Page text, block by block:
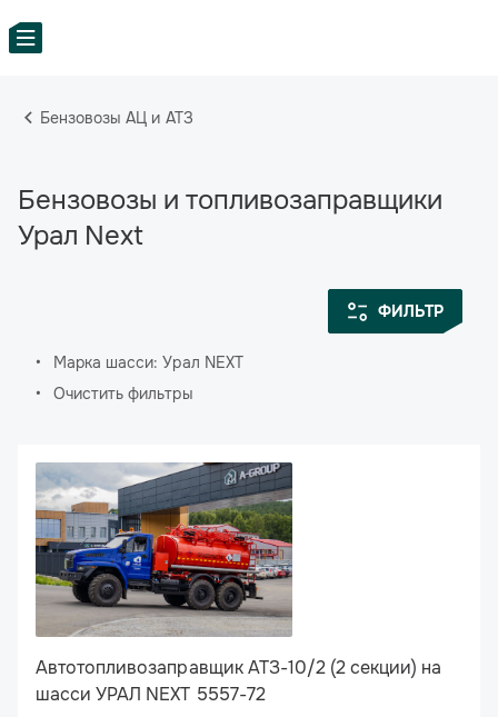
Бензовозы АЦ и АТЗ
Бензовозы и топливозаправщики
Урал Next
ФИЛЬТР
Марка шасси: Урал NEXT
Очистить фильтры
Автотопливозаправщик АТЗ-10/2 (2 секции) на
шасси УРАЛ NEXT 5557-72